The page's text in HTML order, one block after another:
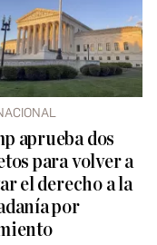
aprueba dos
para volver a
el derecho a la
por